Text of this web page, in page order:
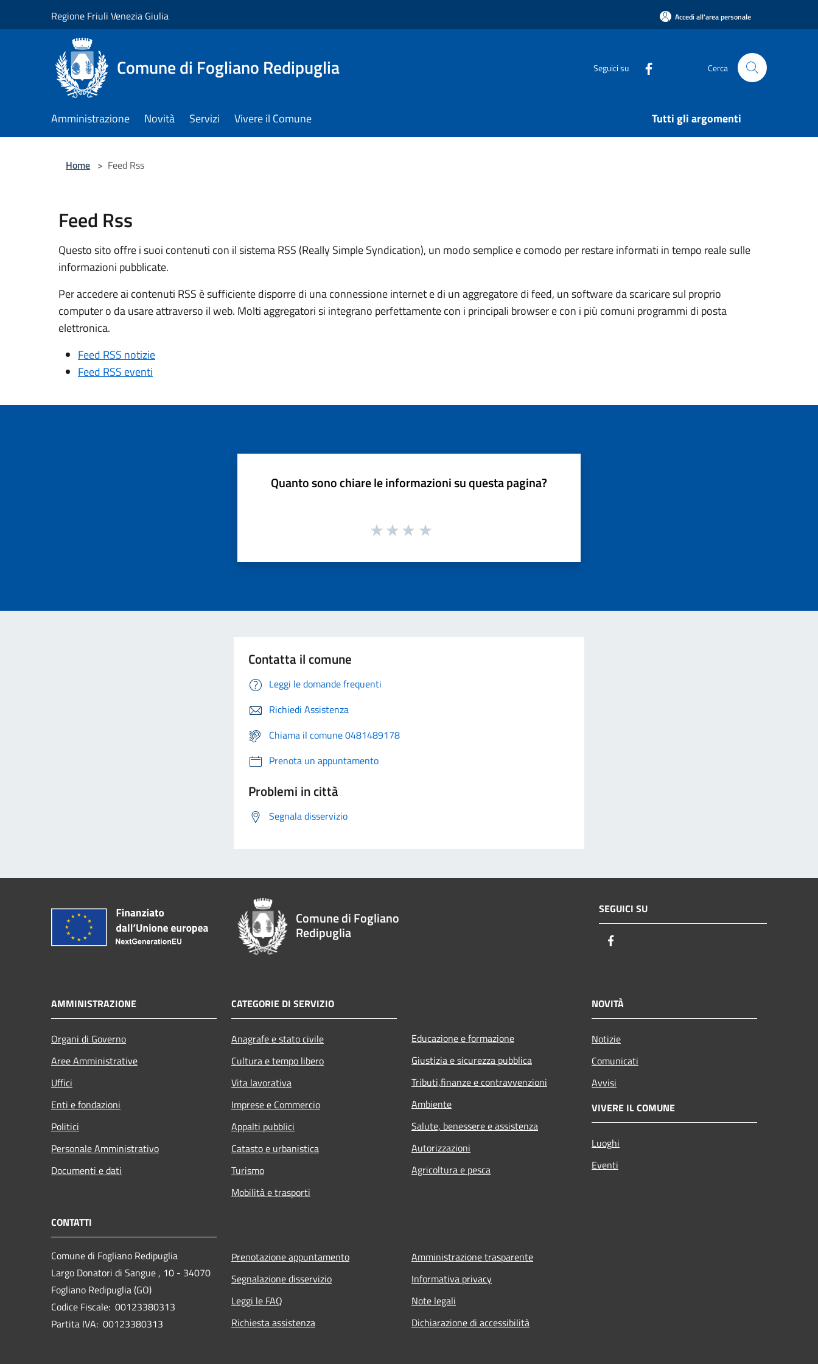
Regione Friuli Venezia Giulia Accedi all'area personale
Comune di Fogliano Redipuglia Seguici su Cerca
Amministrazione Novità Servizi Vivere il Comune Tutti gli argomenti
Home > Feed Rss
Feed Rss
Questo sito offre i suoi contenuti con il sistema RSS (Really Simple Syndication), un modo semplice e comodo per restare informati in tempo reale sulle
informazioni pubblicate.
Per accedere ai contenuti RSS è sufficiente disporre di una connessione internet e di un aggregatore di feed, un software da scaricare sul proprio
computer o da usare attraverso il web. Molti aggregatori si integrano perfettamente con i principali browser e con i più comuni programmi di posta
elettronica.
Feed RSS notizie
Feed RSS eventi
Quanto sono chiare le informazioni su questa pagina?
Contatta il comune
Leggi le domande frequenti
Richiedi Assistenza
Chiama il comune 0481489178
Prenota un appuntamento
Problemi in città
Segnala disservizio
Comune di Fogliano
Redipuglia
SEGUICI SU
AMMINISTRAZIONE
Organi di Governo
Aree Amministrative
Uffici
Enti e fondazioni
Politici
Personale Amministrativo
Documenti e dati
CATEGORIE DI SERVIZIO
Anagrafe e stato civile
Cultura e tempo libero
Vita lavorativa
Imprese e Commercio
Appalti pubblici
Catasto e urbanistica
Turismo
Mobilità e trasporti
Educazione e formazione
Giustizia e sicurezza pubblica
Tributi,finanze e contravvenzioni
Ambiente
Salute, benessere e assistenza
Autorizzazioni
Agricoltura e pesca
NOVITÀ
Notizie
Comunicati
Avvisi
VIVERE IL COMUNE
Luoghi
Eventi
CONTATTI
Comune di Fogliano Redipuglia
Largo Donatori di Sangue , 10 - 34070
Fogliano Redipuglia (GO)
Codice Fiscale: 00123380313
Partita IVA: 00123380313
Prenotazione appuntamento
Segnalazione disservizio
Leggi le FAQ
Richiesta assistenza
Amministrazione trasparente
Informativa privacy
Note legali
Dichiarazione di accessibilità